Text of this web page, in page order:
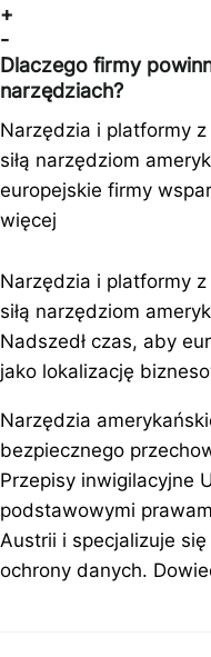
+
-
Dlaczego firmy
narzędziach?
Narzędzia i platformy
siłą narzędziom
europejskie firmy
więcej
Narzędzia i platformy
siłą narzędziom
Nadszedł czas, aby
jako lokalizację
Narzędzia
bezpiecznego
Przepisy inwigilacyjne
podstawowymi
Austrii i specjalizuje
ochrony danych.